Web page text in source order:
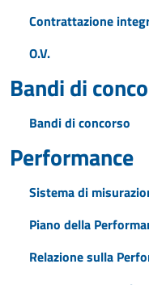
Contrattazione
O.V.
Bandi di
Bandi di concorso
Performance
Sistema di
Piano della
Relazione sulla